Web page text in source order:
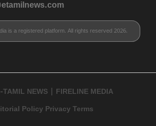
is a registered platform. All rights reserved 2026.
TAMIL NEWS | FIRELINE MEDIA
Policy Privacy Terms